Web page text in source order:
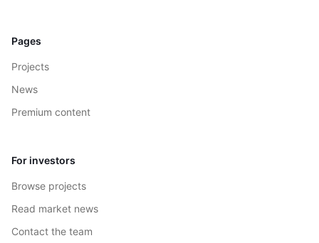
Pages
Projects
News
Premium content
For investors
Browse projects
Read market news
Contact the team